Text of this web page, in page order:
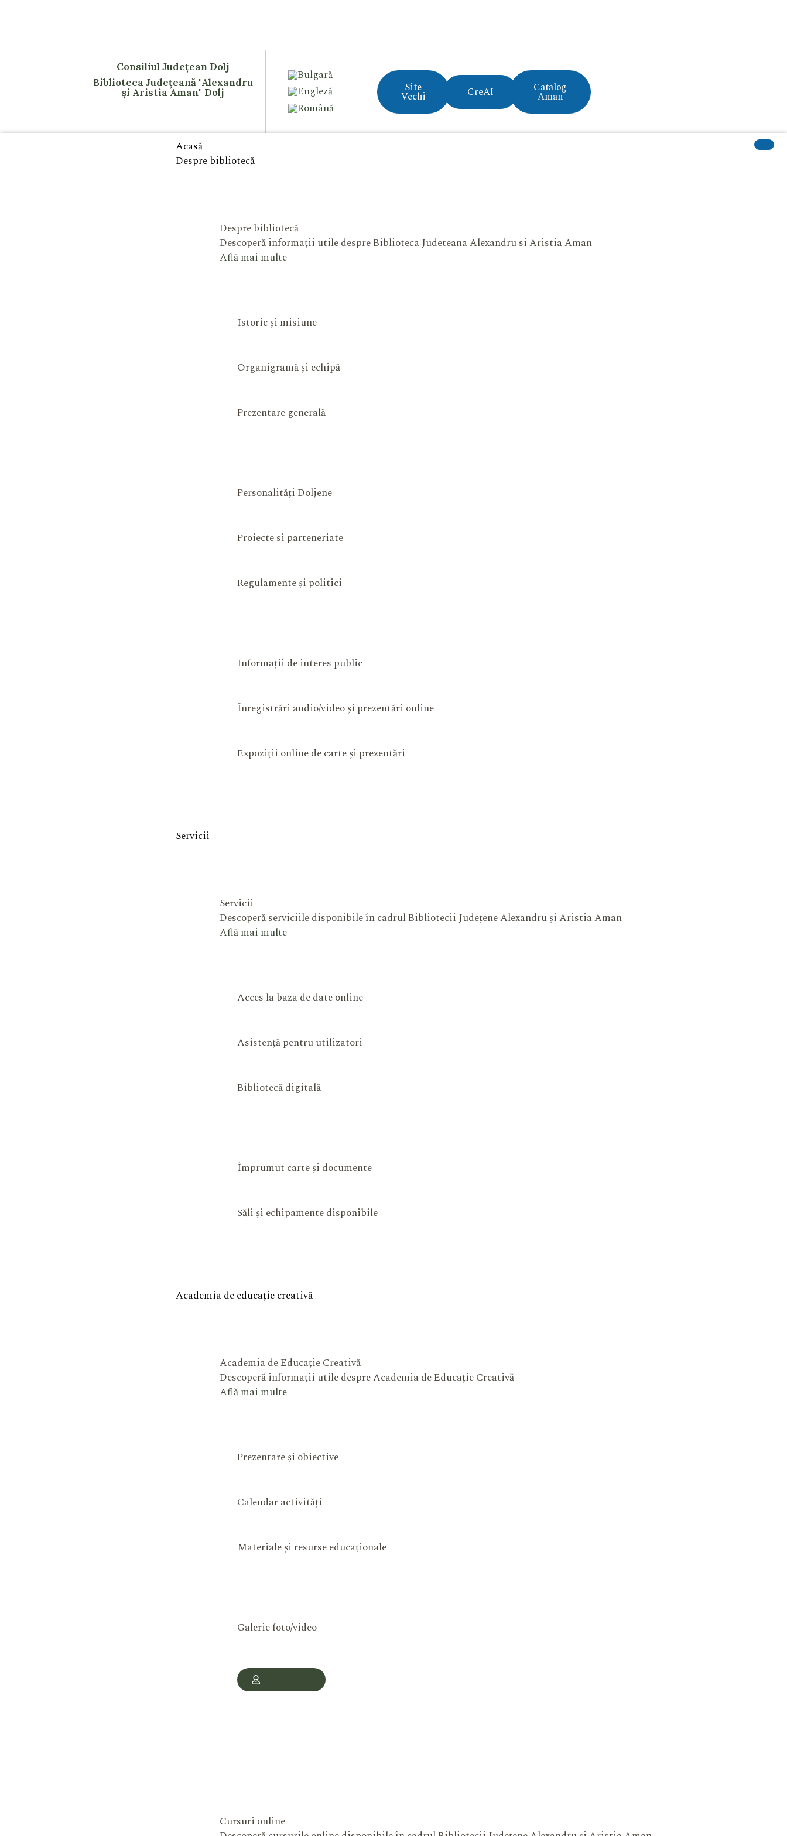
Consiliul Județean Dolj
Biblioteca Județeană "Alexandru
și Aristia Aman" Dolj Site
Vechi CreAI Catalog
Aman
Acasă
Despre bibliotecă
Despre bibliotecă
Descoperă informații utile despre Biblioteca Judeteana Alexandru si Aristia Aman
Află mai multe
Istoric și misiune
Organigramă și echipă
Prezentare generală
Personalități Doljene
Proiecte si parteneriate
Regulamente și politici
Informații de interes public
Înregistrări audio/video și prezentări online
Expoziții online de carte și prezentări
Servicii
Servicii
Descoperă serviciile disponibile în cadrul Bibliotecii Județene Alexandru și Aristia Aman
Află mai multe
Acces la baza de date online
Asistență pentru utilizatori
Bibliotecă digitală
Împrumut carte și documente
Săli și echipamente disponibile
Academia de educație creativă
Academia de Educație Creativă
Descoperă informații utile despre Academia de Educație Creativă
Află mai multe
Prezentare și obiective
Calendar activități
Materiale și resurse educaționale
Galerie foto/video
Cursuri online